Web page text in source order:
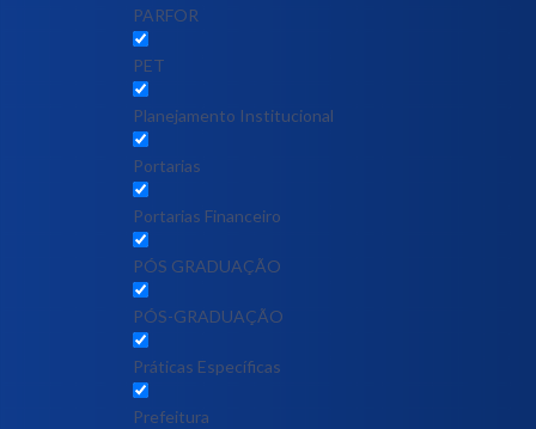
PARFOR
PET
Planejamento Institucional
Portarias
Portarias Financeiro
PÓS GRADUAÇÃO
PÓS-GRADUAÇÃO
Práticas Específicas
Prefeitura